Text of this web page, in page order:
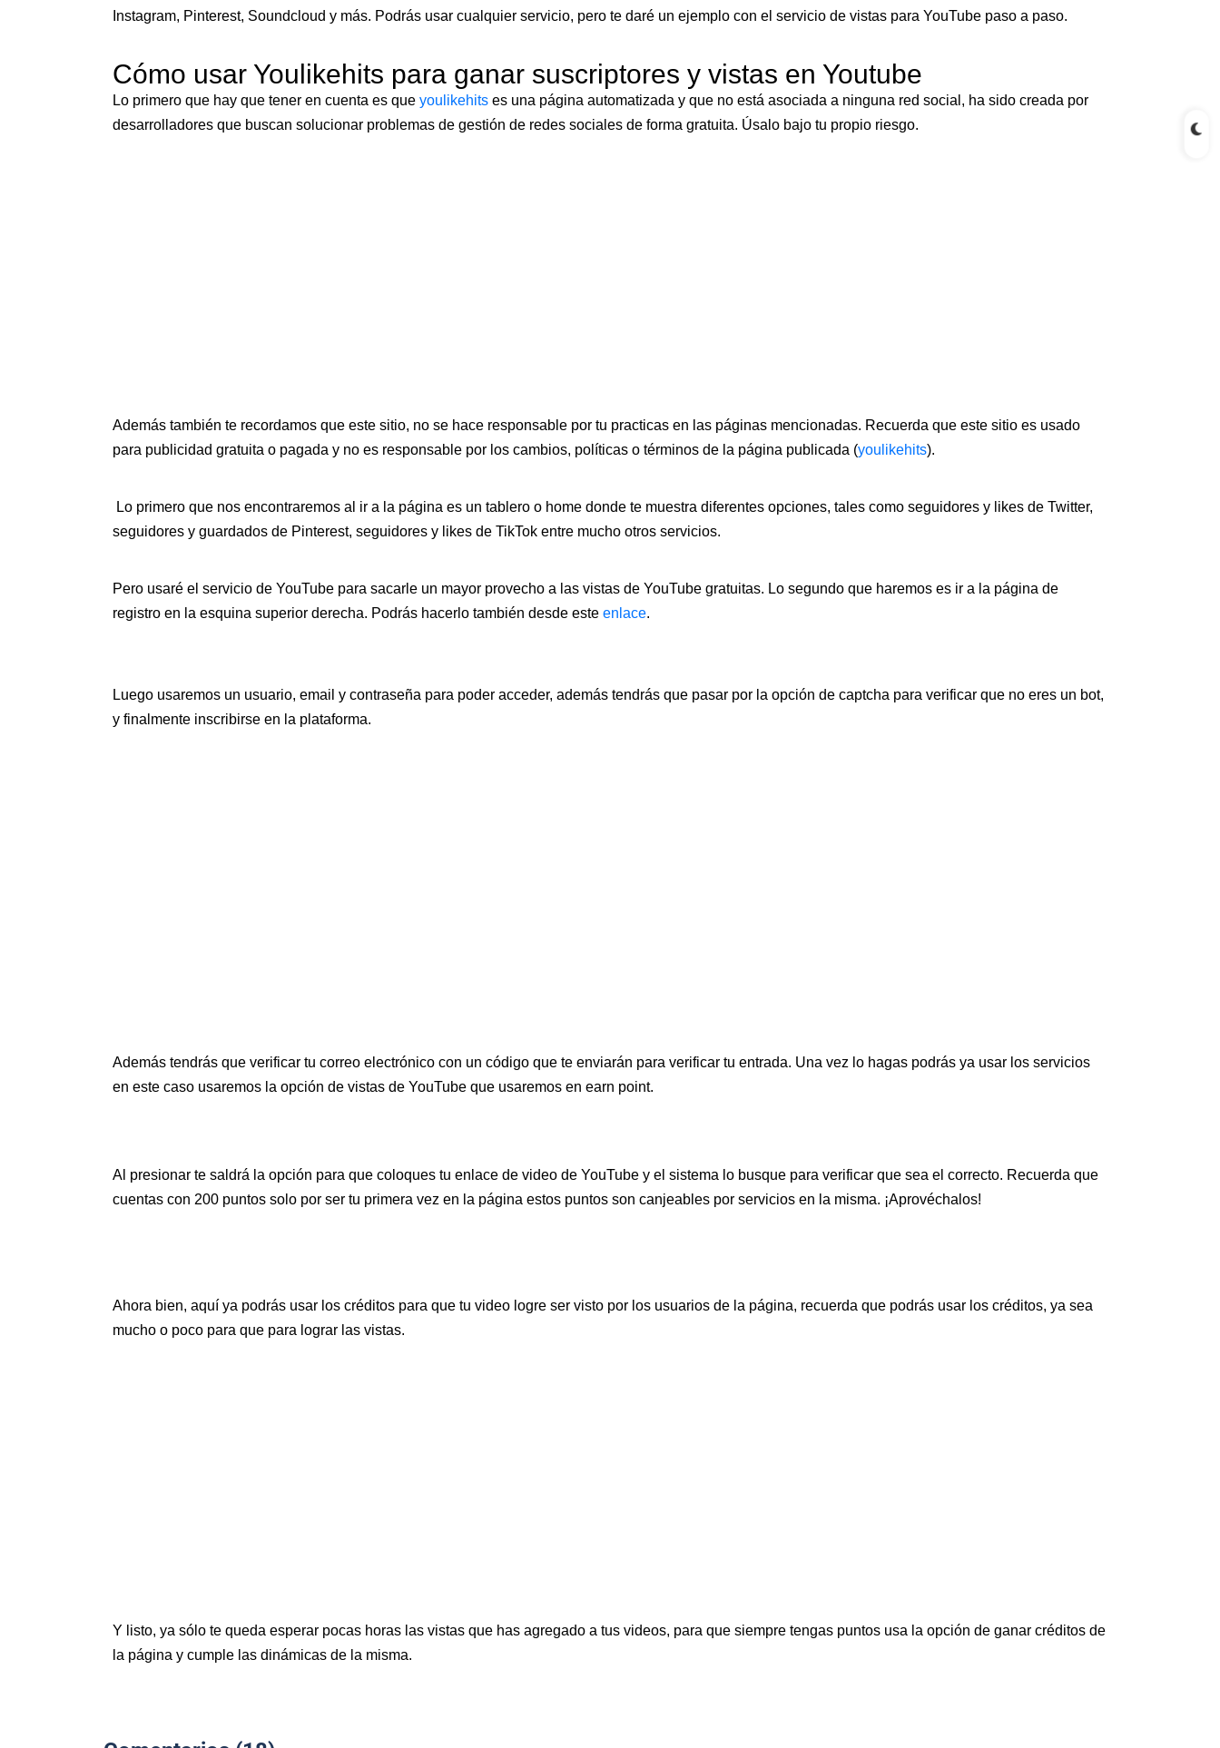
Instagram, Pinterest, Soundcloud y más. Podrás usar cualquier servicio, pero te daré un ejemplo con el servicio de vistas para YouTube paso a paso.
Cómo usar Youlikehits para ganar suscriptores y vistas en Youtube
Lo primero que hay que tener en cuenta es que youlikehits es una página automatizada y que no está asociada a ninguna red social, ha sido creada por
desarrolladores que buscan solucionar problemas de gestión de redes sociales de forma gratuita. Úsalo bajo tu propio riesgo.
Además también te recordamos que este sitio, no se hace responsable por tu practicas en las páginas mencionadas. Recuerda que este sitio es usado
para publicidad gratuita o pagada y no es responsable por los cambios, políticas o términos de la página publicada (youlikehits).
Lo primero que nos encontraremos al ir a la página es un tablero o home donde te muestra diferentes opciones, tales como seguidores y likes de Twitter,
seguidores y guardados de Pinterest, seguidores y likes de TikTok entre mucho otros servicios.
Pero usaré el servicio de YouTube para sacarle un mayor provecho a las vistas de YouTube gratuitas. Lo segundo que haremos es ir a la página de
registro en la esquina superior derecha. Podrás hacerlo también desde este enlace.
Luego usaremos un usuario, email y contraseña para poder acceder, además tendrás que pasar por la opción de captcha para verificar que no eres un bot,
y finalmente inscribirse en la plataforma.
Además tendrás que verificar tu correo electrónico con un código que te enviarán para verificar tu entrada. Una vez lo hagas podrás ya usar los servicios
en este caso usaremos la opción de vistas de YouTube que usaremos en earn point.
Al presionar te saldrá la opción para que coloques tu enlace de video de YouTube y el sistema lo busque para verificar que sea el correcto. Recuerda que
cuentas con 200 puntos solo por ser tu primera vez en la página estos puntos son canjeables por servicios en la misma. ¡Aprovéchalos!
Ahora bien, aquí ya podrás usar los créditos para que tu video logre ser visto por los usuarios de la página, recuerda que podrás usar los créditos, ya sea
mucho o poco para que para lograr las vistas.
Y listo, ya sólo te queda esperar pocas horas las vistas que has agregado a tus videos, para que siempre tengas puntos usa la opción de ganar créditos de
la página y cumple las dinámicas de la misma.